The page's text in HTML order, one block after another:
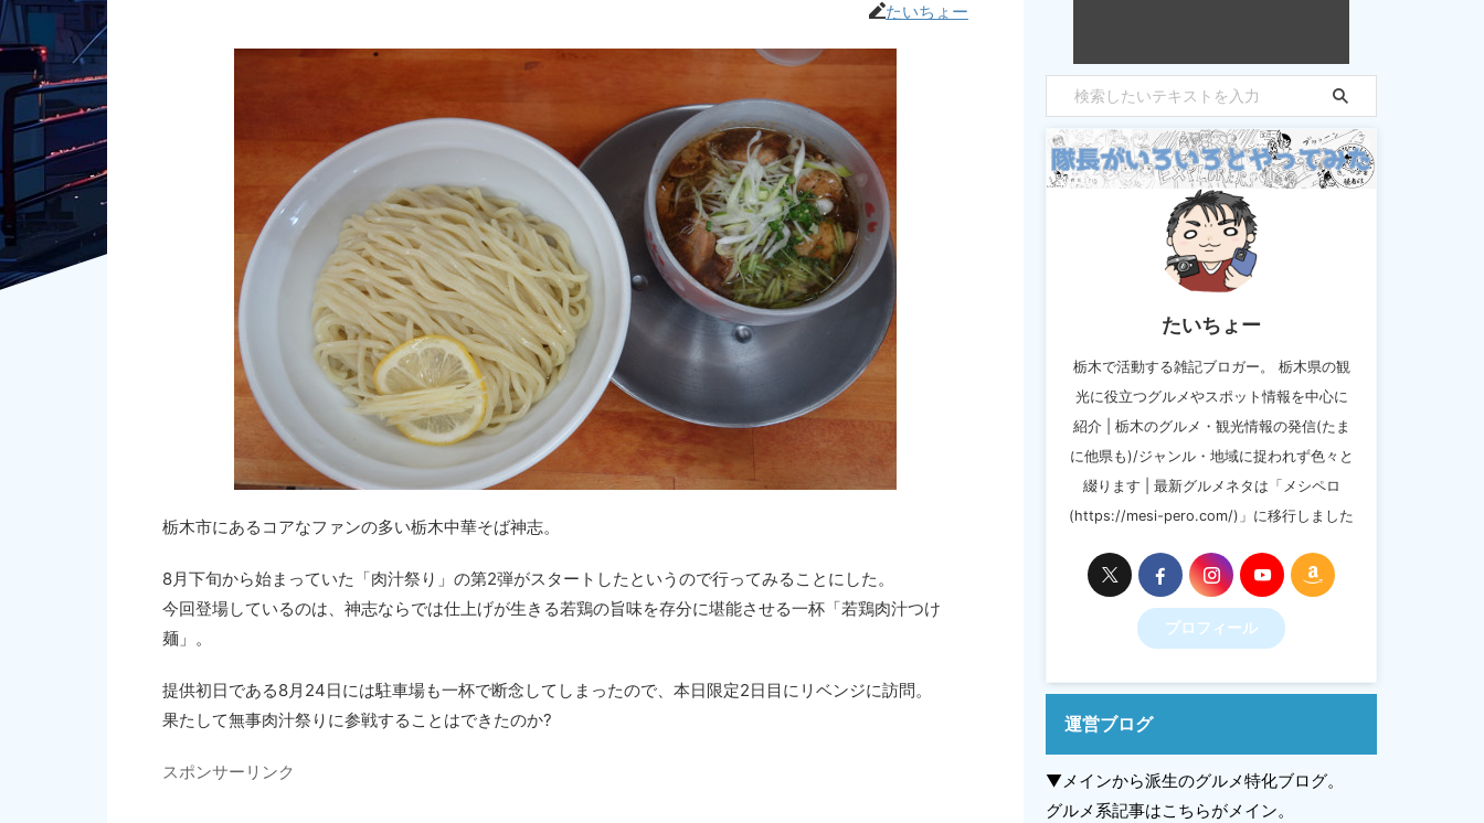
たいちょー
栃木市にあるコアなファンの多い栃木中華そば神志。
8月下旬から始まっていた「肉汁祭り」の第2弾がスタートしたというので行ってみることにした。
今回登場しているのは、神志ならでは仕上げが生きる若鶏の旨味を存分に堪能させる一杯「若鶏肉汁つけ
麺」。
提供初日である8月24日には駐車場も一杯で断念してしまったので、本日限定2日目にリベンジに訪問。
果たして無事肉汁祭りに参戦することはできたのか?
スポンサーリンク
たいちょー
栃木で活動する雑記ブロガー。 栃木県の観
光に役立つグルメやスポット情報を中心に
紹介 | 栃木のグルメ・観光情報の発信(たま
に他県も)/ジャンル・地域に捉われず色々と
綴ります | 最新グルメネタは「メシペロ
(https://mesi-pero.com/)」に移行しました
プロフィール
運営ブログ
▼メインから派生のグルメ特化ブログ。
グルメ系記事はこちらがメイン。